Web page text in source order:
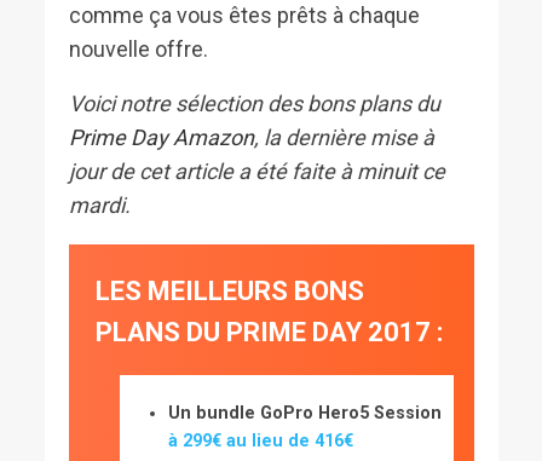
comme ça vous êtes prêts à chaque
nouvelle offre.
Voici notre sélection des bons plans du
Prime Day Amazon, la dernière mise à
jour de cet article a été faite à minuit ce
mardi.
LES MEILLEURS BONS
PLANS DU PRIME DAY 2017 :
Un bundle GoPro Hero5 Session
à 299€ au lieu de 416€